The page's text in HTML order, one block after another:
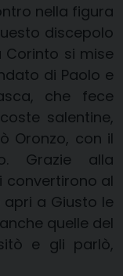
nella figura
discepolo
Corinto si mise
di Paolo e
che fece
salentine,
Oronzo, con il
Grazie alla
convertirono al
apri a Giusto le
quelle del
e gli parlò,